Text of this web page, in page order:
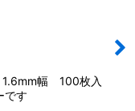
幅 100枚入
です